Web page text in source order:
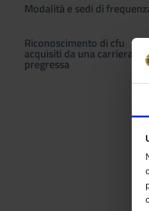
Modalità e sedi di
Riconoscimento di cfu
acquisiti da una carriera
pregressa